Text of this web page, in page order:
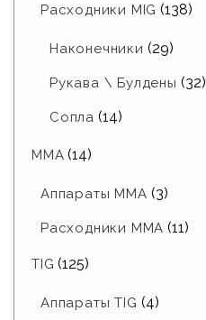
Расходники MIG (138)
Наконечники (29)
Рукава \ Булдены (32)
Сопла (14)
MMA (14)
Аппараты MMA (3)
Расходники ММА (11)
TIG (125)
Аппараты TIG (4)